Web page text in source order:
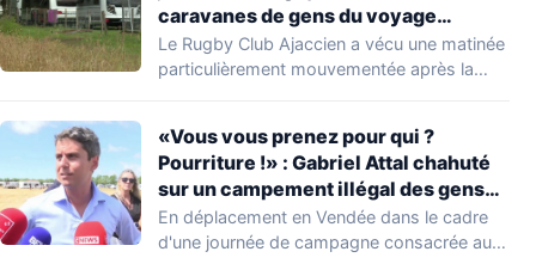
caravanes de gens du voyage
s’installer dans leur stade, ils les
délogent en moins d’1 heure
Le Rugby Club Ajaccien a vécu une matinée
particulièrement mouvementée après la
«Vous vous prenez pour qui ?
Pourriture !» : Gabriel Attal chahuté
sur un campement illégal des gens
du voyage
En déplacement en Vendée dans le cadre
d'une journée de campagne consacrée aux